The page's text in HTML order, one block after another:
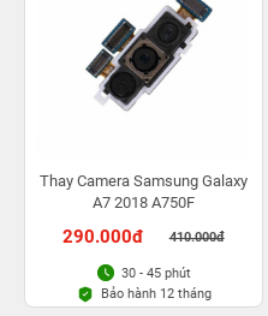
Thay Camera Samsung Galaxy
A7 2018 A750F
290.000đ 410.000đ
30 - 45 phút
Bảo hành 12 tháng